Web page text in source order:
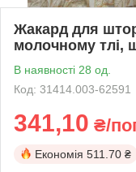
Жакард для
молочному тлі,
В наявності 28 од.
Код: 31414.003-62591
341,10 ₴/
Економія 511.70 ₴